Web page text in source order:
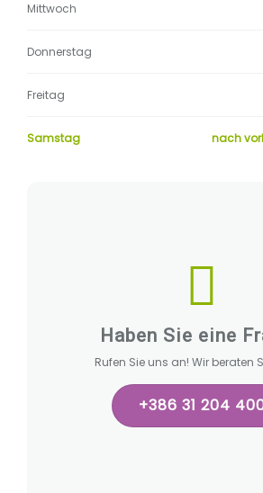
Mittwoch
Donnerstag
Freitag
Samstag nach
Haben Sie eine
Rufen Sie uns an! Wir beraten
+386 31 204